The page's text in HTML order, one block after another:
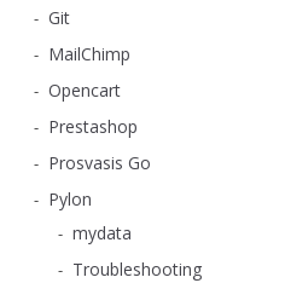
Git
MailChimp
Opencart
Prestashop
Prosvasis Go
Pylon
mydata
Troubleshooting